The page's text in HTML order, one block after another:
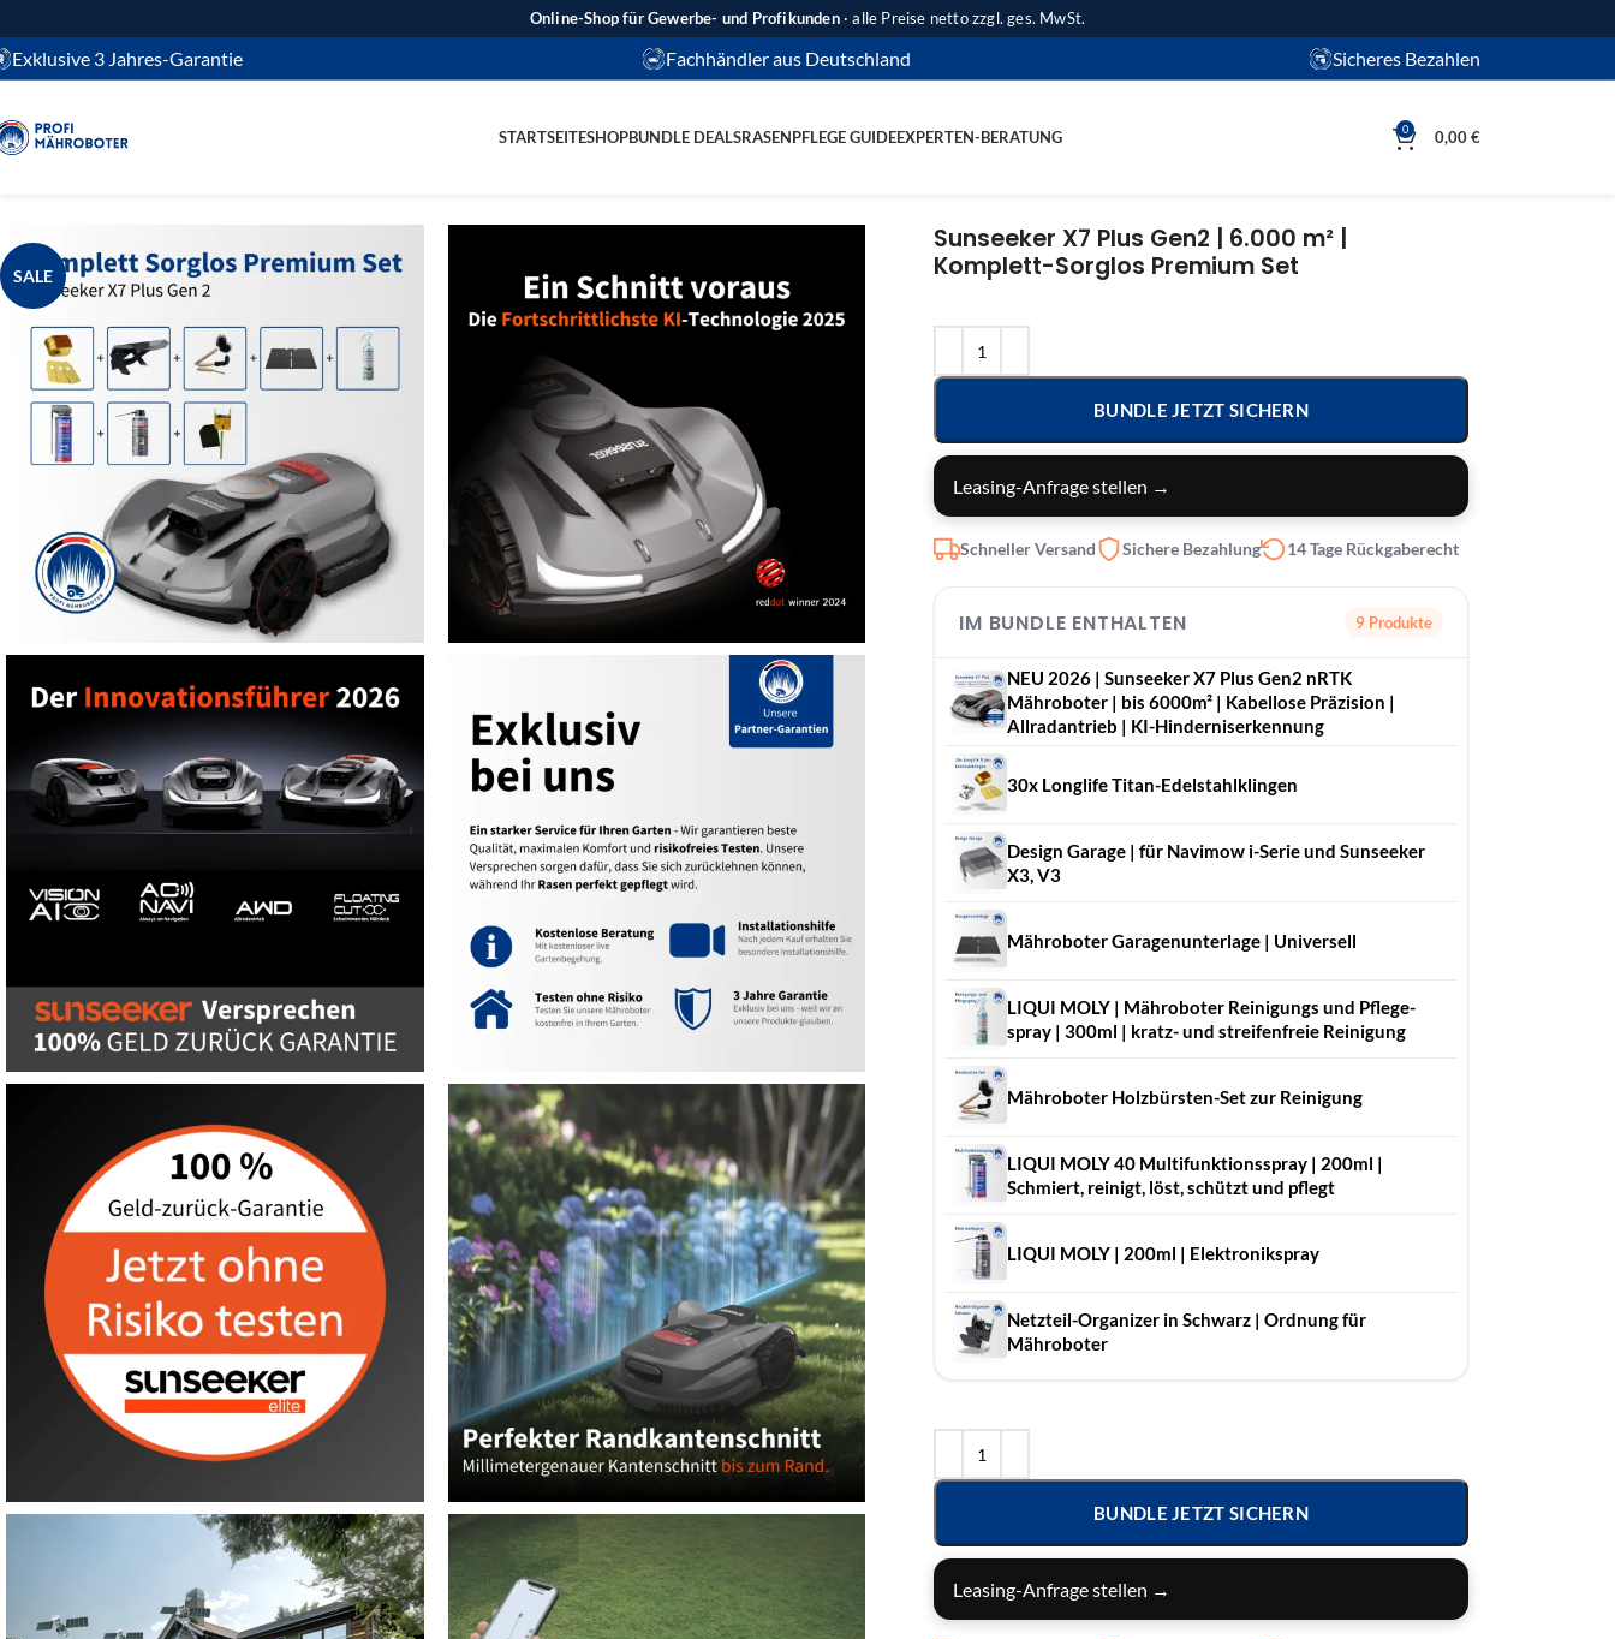
Online-Shop für Gewerbe- und Profikunden· alle Preise netto zzgl. ges. MwSt.
Exklusive 3 Jahres-Garantie Fachhändler aus Deutschland Sicheres Bezahlen
STARTSEITESHOPBUNDLE DEALSRASENPFLEGE GUIDEEXPERTEN-BERATUNG 0 0,00€
SALE
Sunseeker X7 Plus Gen2 | 6.000 m² |
Komplett-Sorglos Premium Set
BUNDLE JETZT SICHERN
Leasing-Anfrage stellen →
Schneller Versand Sichere Bezahlung 14 Tage Rückgaberecht
IM BUNDLE ENTHALTEN 9 Produkte
NEU 2026 | Sunseeker X7 Plus Gen2 nRTK
Mähroboter | bis 6000m² | Kabellose Präzision |
Allradantrieb | KI-Hinderniserkennung
30x Longlife Titan-Edelstahlklingen
Design Garage | für Navimow i-Serie und Sunseeker
X3, V3
Mähroboter Garagenunterlage | Universell
LIQUI MOLY | Mähro­boter Reini­gungs und Pfle­ge­
spray | 300ml | kratz- und streifenfreie Reinigung
Mähroboter Holzbürsten-Set zur Reinigung
LIQUI MOLY 40 Multifunktionsspray | 200ml |
Schmiert, reinigt, löst, schützt und pflegt
LIQUI MOLY | 200ml | Elek­tronik­spray
Netzteil-Organizer in Schwarz | Ordnung für
Mähroboter
BUNDLE JETZT SICHERN
Leasing-Anfrage stellen →